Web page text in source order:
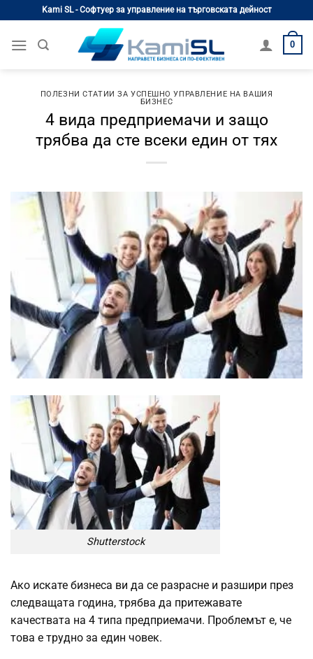
content
Kami SL - Софтуер за управление на търговската дейност
0
ПОЛЕЗНИ СТАТИИ ЗА УСПЕШНО УПРАВЛЕНИЕ НА ВАШИЯ
БИЗНЕС
4 вида предприемачи и защо
трябва да сте всеки един от тях
Shutterstock
Ако искате бизнеса ви да се разрасне и разшири през
следващата година, трябва да притежавате
качествата на 4 типа предприемачи. Проблемът е, че
това е трудно за един човек.